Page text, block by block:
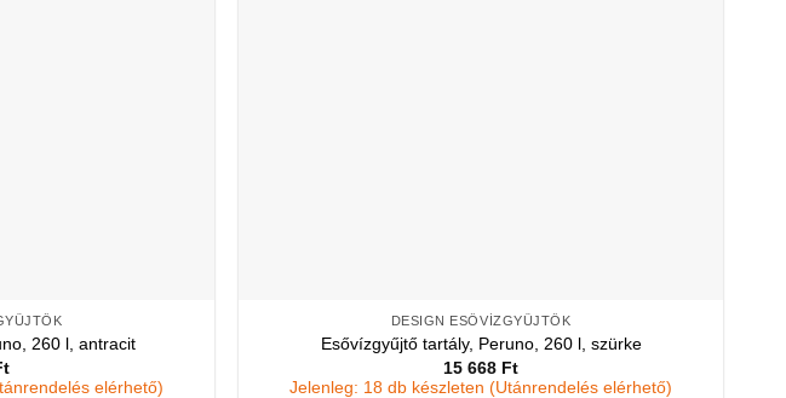
260 l, antracit
elérhető)
DESIGN ESŐVÍZGYŰJTŐK
Esővízgyűjtő tartály, Peruno, 260 l, szürke
15 668 Ft
Jelenleg: 18 db készleten (Utánrendelés elérhető)